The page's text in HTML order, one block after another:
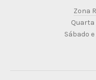
Zona
Quarta
Sábado